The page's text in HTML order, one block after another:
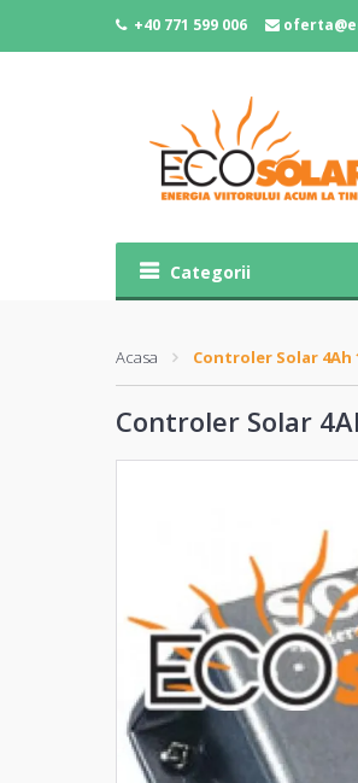
+40 771 599 006
Categorii
Acasa Controler Solar 4Ah
Controler Solar